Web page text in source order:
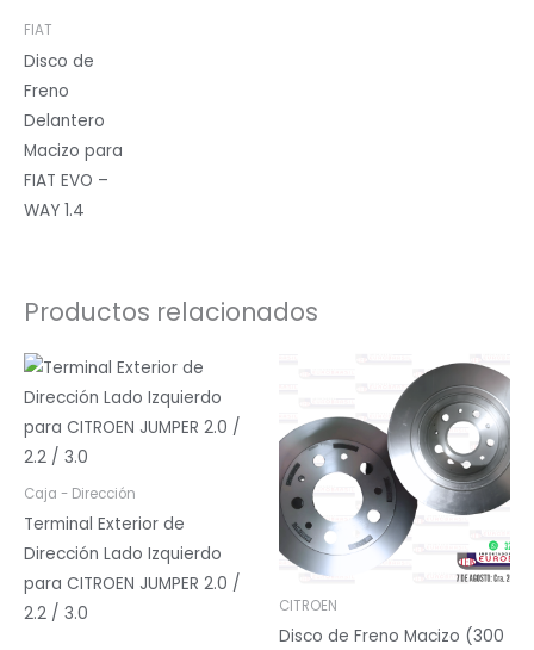
FIAT
Disco de
Freno
Delantero
Macizo para
FIAT EVO –
WAY 1.4
Productos relacionados
Caja - Dirección
Terminal Exterior de
Dirección Lado Izquierdo
para CITROEN JUMPER 2.0 /
2.2 / 3.0
CITROEN
Disco de Freno Macizo (300